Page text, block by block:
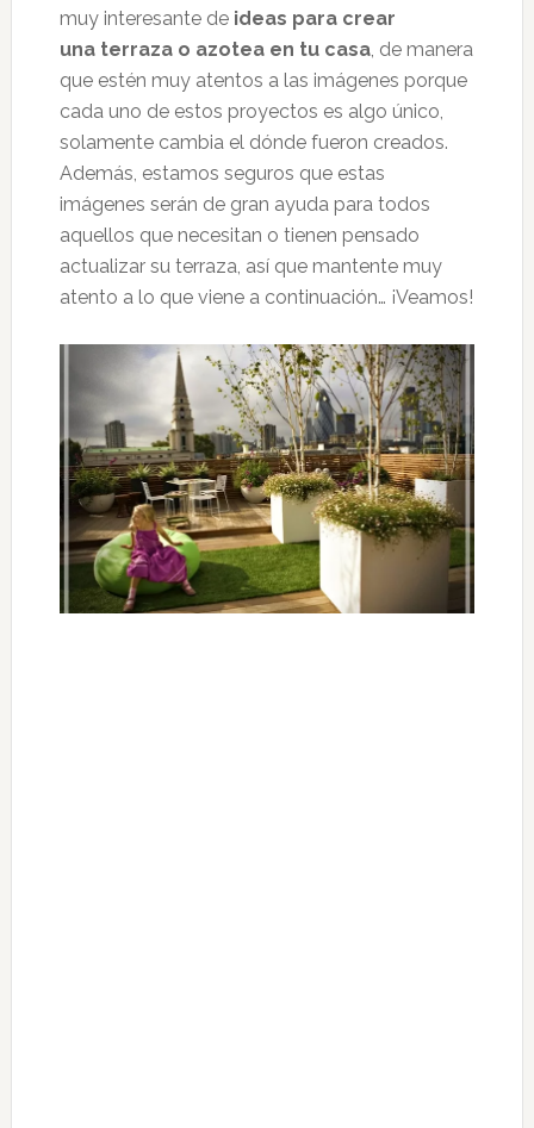
muy interesante deideas para crear
una terraza o azotea en tu casa, de manera
que estén muy atentos a las imágenes porque
cada uno de estos proyectos es algo único,
solamente cambia el dónde fueron creados.
Además, estamos seguros que estas
imágenes serán de gran ayuda para todos
aquellos que necesitan o tienen pensado
actualizar su terraza, así que mantente muy
atento a lo que viene a continuación… ¡Veamos!